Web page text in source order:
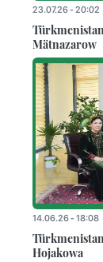
23.07.26 - 20:02
Mätnazarow
14.06.26 - 18:08
Hojakowa